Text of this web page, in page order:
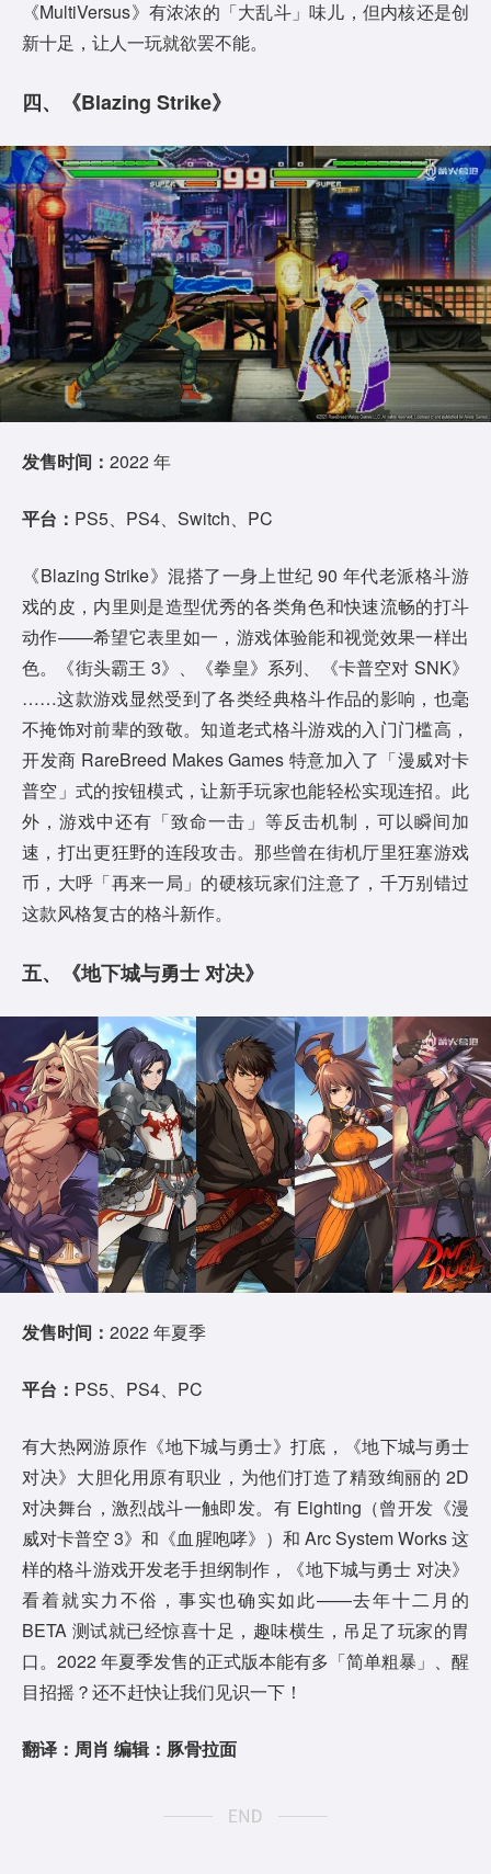
《MultiVersus》有浓浓的「大乱斗」味儿，但内核还是创
新十足，让人一玩就欲罢不能。
四、《Blazing Strike》
发售时间： 2022 年
平台： PS5、PS4、Switch、PC
《Blazing Strike》混搭了一身上世纪 90 年代老派格斗游
戏的皮，内里则是造型优秀的各类角色和快速流畅的打斗
动作——希望它表里如一，游戏体验能和视觉效果一样出
色。《街头霸王 3》、《拳皇》系列、《卡普空对 SNK》
……这款游戏显然受到了各类经典格斗作品的影响，也毫
不掩饰对前辈的致敬。知道老式格斗游戏的入门门槛高，
开发商 RareBreed Makes Games 特意加入了「漫威对卡
普空」式的按钮模式，让新手玩家也能轻松实现连招。此
外，游戏中还有「致命一击」等反击机制，可以瞬间加
速，打出更狂野的连段攻击。那些曾在街机厅里狂塞游戏
币，大呼「再来一局」的硬核玩家们注意了，千万别错过
这款风格复古的格斗新作。
五、《地下城与勇士 对决》
发售时间： 2022 年夏季
平台： PS5、PS4、PC
有大热网游原作《地下城与勇士》打底，《地下城与勇士
对决》大胆化用原有职业，为他们打造了精致绚丽的 2D
对决舞台，激烈战斗一触即发。有 Eighting（曾开发《漫
威对卡普空 3》和《血腥咆哮》）和 Arc System Works 这
样的格斗游戏开发老手担纲制作，《地下城与勇士 对决》
看着就实力不俗，事实也确实如此——去年十二月的
BETA 测试就已经惊喜十足，趣味横生，吊足了玩家的胃
口。2022 年夏季发售的正式版本能有多「简单粗暴」、醒
目招摇？还不赶快让我们见识一下！
翻译：周肖 编辑：豚骨拉面